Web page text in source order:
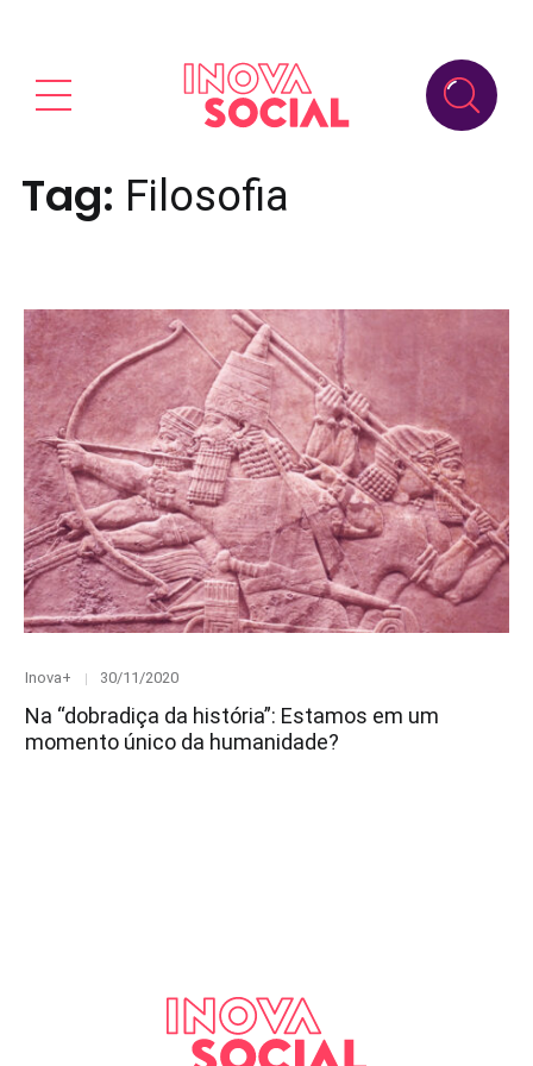
Tag: Filosofia
Category
Inova+
Posted
30/11/2020
Na “dobradiça da história”: Estamos em um
momento único da humanidade?